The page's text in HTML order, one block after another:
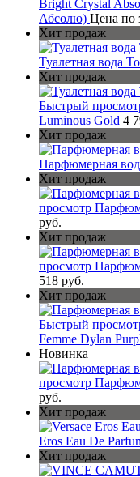
Bright Crystal
Абсолю) Цена по
Хит продаж
Туалетная вода
Хит продаж
Быстрый
Luminous Gold 4
Хит продаж
Парфюмерная
Хит продаж
просмотр
руб.
Хит продаж
просмотр
518 руб.
Хит продаж
Быстрый
Femme Dylan
Новинка
просмотр
руб.
Хит продаж
Eros Eau De
Хит продаж